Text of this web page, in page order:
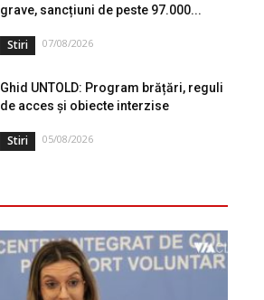
grave, sancțiuni de peste 97.000...
Stiri 07/08/2026
Ghid UNTOLD: Program brățări, reguli
de acces și obiecte interzise
Stiri 05/08/2026